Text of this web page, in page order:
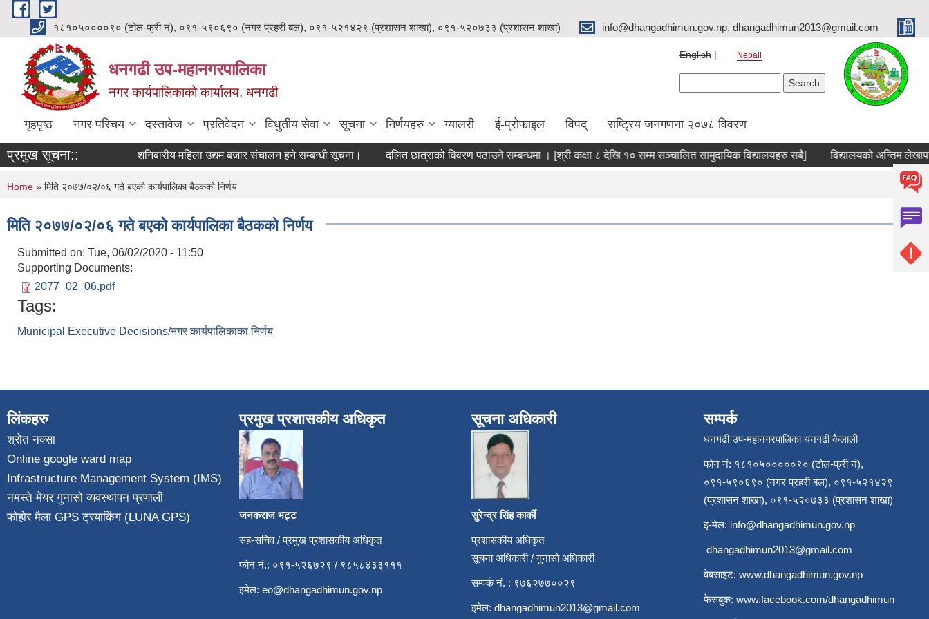
Skip to main content
१८१०५००००९० (टोल-फ्री नं), ०९१-५९०६९० (नगर प्रहरी बल), ०९१-५२१४२९ (प्रशासन शाखा), ०९१-५२०७३३ (प्रशासन शाखा) info@dhangadhimun.gov.np, dhangadhimun2013@gmail.com
धनगढी उप-महानगरपालिका
नगर कार्यपालिकाको कार्यालय, धनगढी
English Nepali
गृहपृष्ठ नगर परिचय दस्तावेज प्रतिवेदन विधुतीय सेवा सूचना निर्णयहरु ग्यालरी ई-प्रोफाइल विपद् राष्ट्रिय जनगणना २०७८ विवरण
प्रमुख सूचना:: शनिबारीय महिला उद्यम बजार संचालन हने सम्बन्धी सूचना। दलित छात्राको विवरण पठाउने सम्बन्धमा । [श्री कक्षा ८ देखि १० सम्म सञ्चालित सामुदायिक विद्यालयहरु सबै] विद्यालयको अन्तिम
You are here
Home » मिति २०७७/०२/०६ गते बएको कार्यपालिका बैठकको निर्णय
मिति २०७७/०२/०६ गते बएको कार्यपालिका बैठकको निर्णय
Submitted on: Tue, 06/02/2020 - 11:50
Supporting Documents:
2077_02_06.pdf
Tags:
Municipal Executive Decisions/नगर कार्यपालिकाका निर्णय
लिंकहरु
श्रोत नक्सा
Online google ward map
Infrastructure Management System (IMS)
नमस्ते मेयर गुनासो व्यवस्थापन प्रणाली
फोहोर मैला GPS ट्रयाकिंग (LUNA GPS)
प्रमुख प्रशासकीय अधिकृत
जनकराज भट्ट
सह-सचिव / प्रमुख प्रशासकीय अधिकृत
फोन नं.: ०९१-५२६७२९ / ९८५८४३३१११
इमेल: eo@dhangadhimun.gov.np
सूचना अधिकारी
सुरेन्द्र सिंह कार्की
प्रशासकीय अधिकृत
सूचना अधिकारी / गुनासो अधिकारी
सम्पर्क नं. : ९७६२७७००२९
इमेल: dhangadhimun2013@gmail.com
सम्पर्क
धनगढी उप-महानगरपालिका धनगढी कैलाली
फोन नं: १८१०५०००००९० (टोल-फ्री नं),
०९१-५९०६९० (नगर प्रहरी बल), ०९१-५२१४२९
(प्रशासन शाखा), ०९१-५२०७३३ (प्रशासन शाखा)
इ-मेल: info@dhangadhimun.gov.np
dhangadhimun2013@gmail.com
वेबसाइट: www.dhangadhimun.gov.np
फेसबुक: www.facebook.com/dhangadhimun